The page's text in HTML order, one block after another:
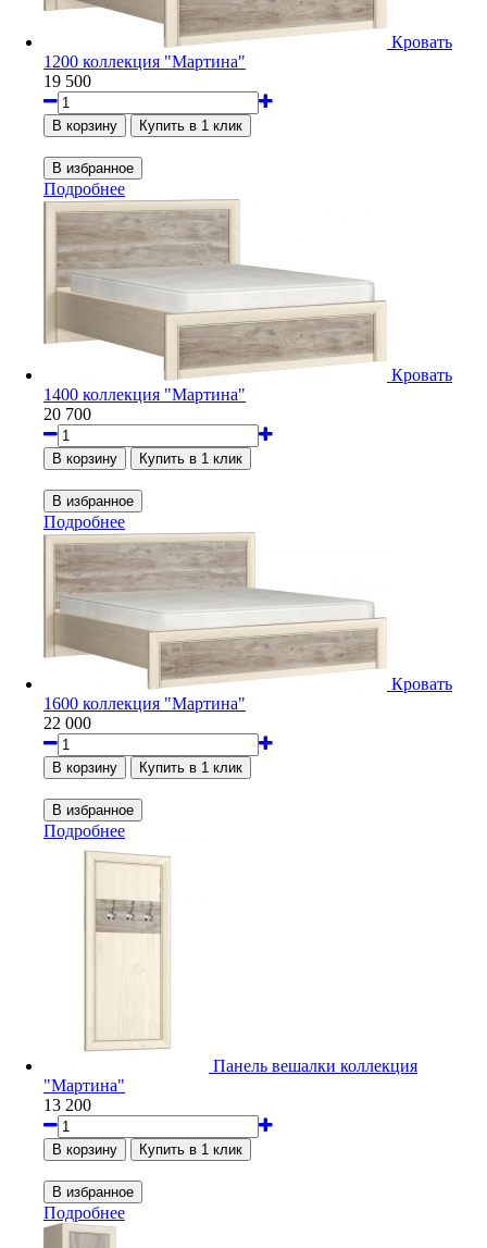
Кровать
1200 коллекция "Мартина"
19 500
Подробнее
Кровать
1400 коллекция "Мартина"
20 700
Подробнее
Кровать
1600 коллекция "Мартина"
22 000
Подробнее
Панель вешалки коллекция
"Мартина"
13 200
Подробнее